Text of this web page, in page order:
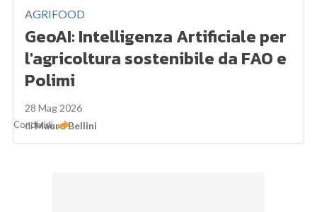
AGRIFOOD
GeoAI: Intelligenza Artificiale per
l'agricoltura sostenibile da FAO e
Polimi
28 Mag 2026
diMauro Bellini
Condividi